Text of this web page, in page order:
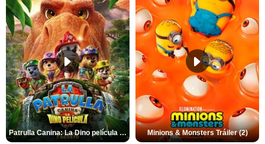
Patrulla Canina: La Dino película Tráiler VO Minions & Monsters Tráiler (2)